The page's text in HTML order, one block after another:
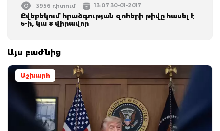
3956 դիտում 13:07 30-01-2017
Քվեբեկում հրաձգության զոհերի թիվը հասել է
6-ի, կա 8 վիրավոր
Այս բաժնից
Աշխարհ